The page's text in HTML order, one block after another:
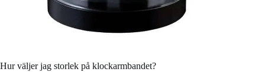
Hur väljer jag storlek på klockarmbandet?